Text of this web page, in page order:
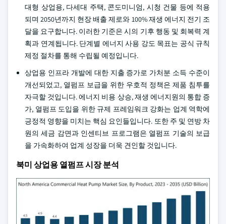
대형 상업용, 다세대 주택, 콘도미니엄, 시청 건물 등에 적용
되며 2050년까지 현장 배출 제로와 100% 재생 에너지 전기 조
달을 요구합니다. 이러한 기준은 시의 기후 행동 및 회복력 계
획과 연계됩니다. 단계별 에너지 사용 강도 목표는 공식 규칙
제정 절차를 통해 수립될 예정입니다.
상업용 인프라 개발에 대한 지출 증가로 가처분 소득 수준이
개선되었고, 열펌프 보급을 위한 우호적 정책은 제품 침투를
자극할 것입니다. 에너지 비용 상승, 재생 에너지원의 통합 증
가, 열펌프 도입을 위한 규제 프레임워크 강화는 업계 역학에
긍정적 영향을 미치는 핵심 요인들입니다. 또한 주 및 연방 차
원의 세금 감면과 인센티브 프로그램은 열펌프 기술의 보급
을 가속화하여 업계 성장을 더욱 견인할 것입니다.
북미 상업용 열펌프 시장 분석